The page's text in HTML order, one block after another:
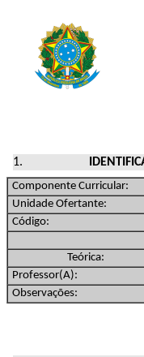
Componente Curricular:
Unidade Ofertante:
Código:
Teórica:
Professor(A):
Observações: